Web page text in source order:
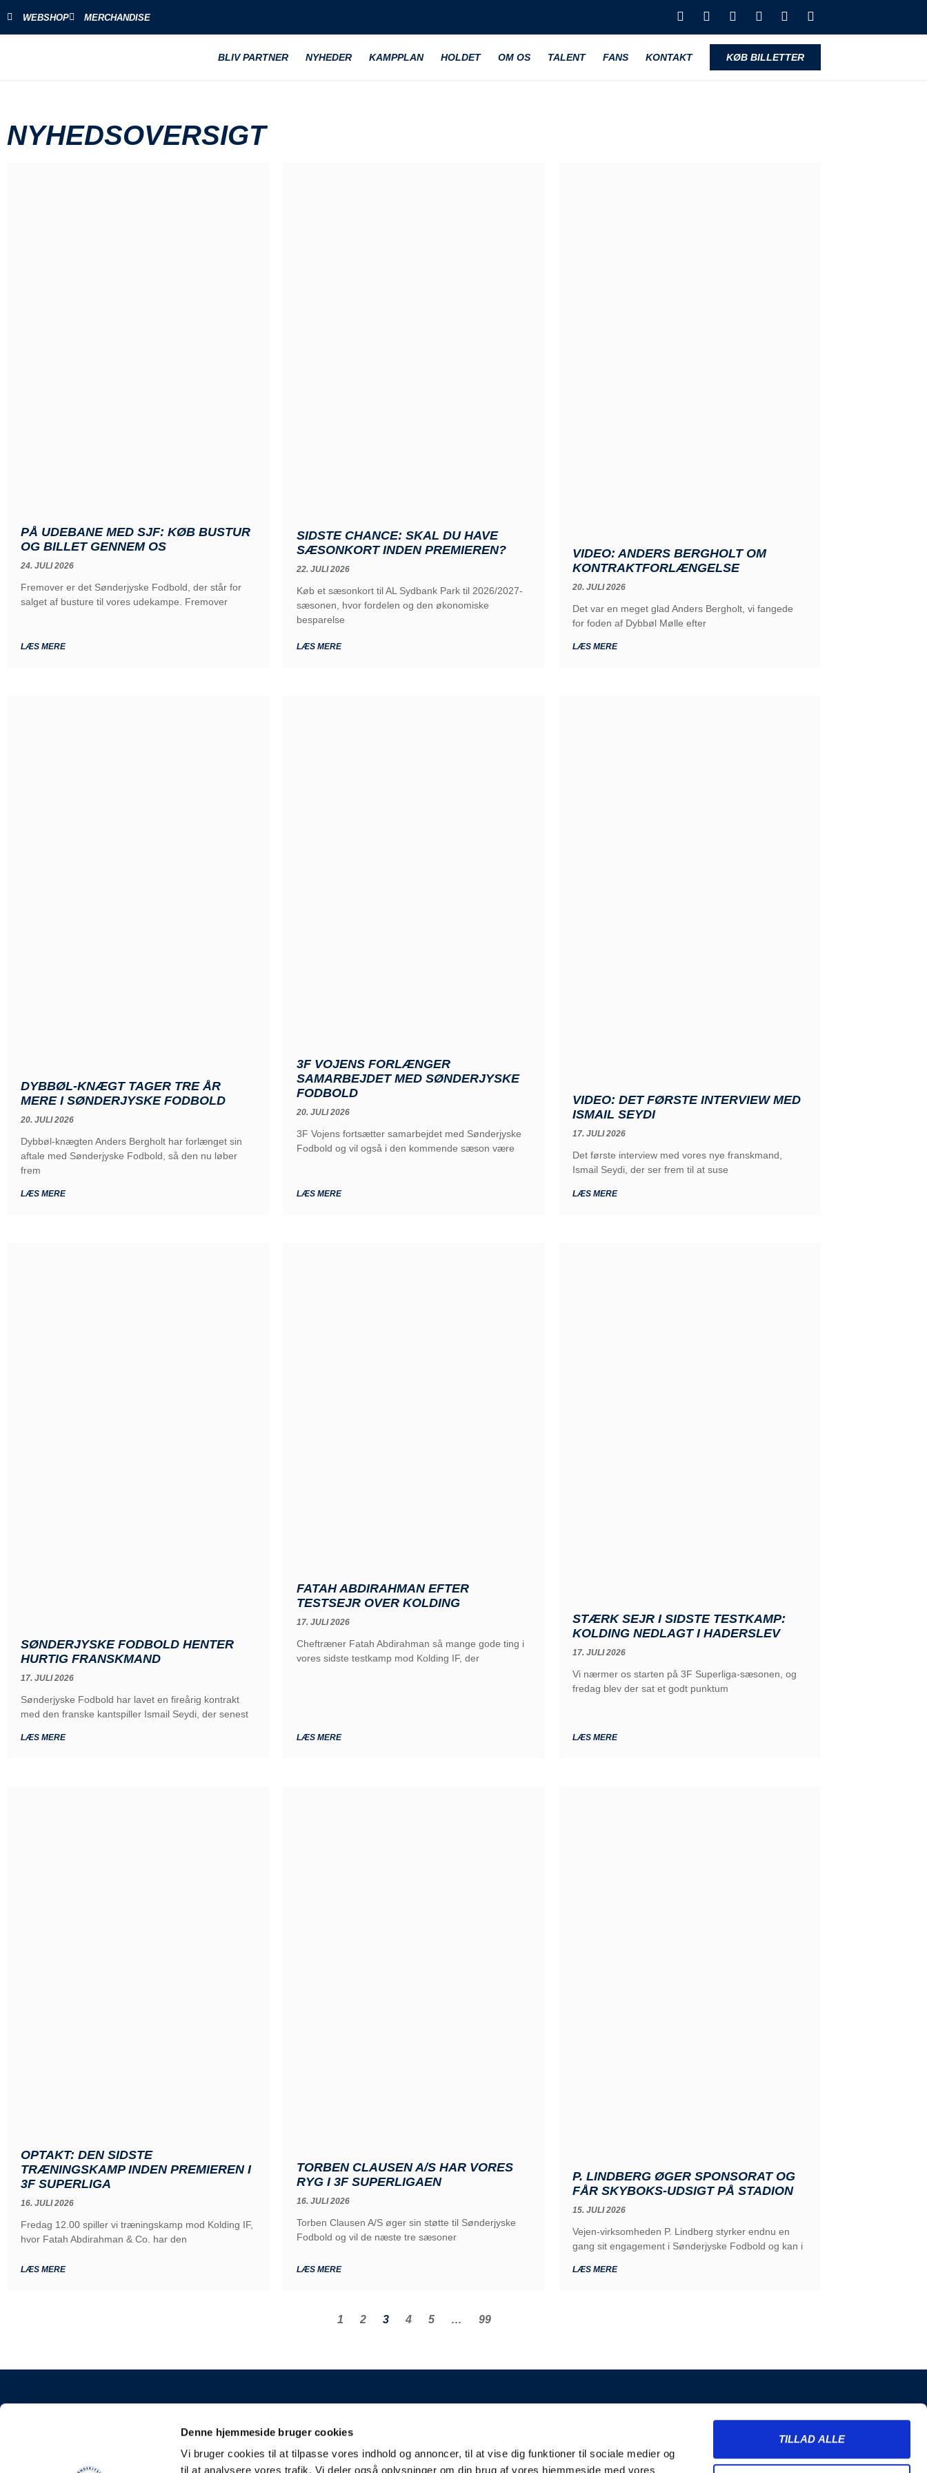
Denne hjemmeside bruger cookies
Vi bruger cookies til at tilpasse vores indhold og annoncer, til at vise dig funktioner til sociale medier og
til at analysere vores trafik. Vi deler også oplysninger om din brug af vores hjemmeside med vores
TILLAD ALLE
WEBSHOP MERCHANDISE
BLIV PARTNER NYHEDER KAMPPLAN HOLDET OM OS TALENT FANS KONTAKT KØB BILLETTER
NYHEDSOVERSIGT
PÅ UDEBANE MED SJF: KØB BUSTUR
OG BILLET GENNEM OS
24. JULI 2026
Fremover er det Sønderjyske Fodbold, der står for
salget af busture til vores udekampe. Fremover
LÆS MERE
SIDSTE CHANCE: SKAL DU HAVE
SÆSONKORT INDEN PREMIEREN?
22. JULI 2026
Køb et sæsonkort til AL Sydbank Park til 2026/2027-
sæsonen, hvor fordelen og den økonomiske
besparelse
LÆS MERE
VIDEO: ANDERS BERGHOLT OM
KONTRAKTFORLÆNGELSE
20. JULI 2026
Det var en meget glad Anders Bergholt, vi fangede
for foden af Dybbøl Mølle efter
LÆS MERE
DYBBØL-KNÆGT TAGER TRE ÅR
MERE I SØNDERJYSKE FODBOLD
20. JULI 2026
Dybbøl-knægten Anders Bergholt har forlænget sin
aftale med Sønderjyske Fodbold, så den nu løber
frem
LÆS MERE
3F VOJENS FORLÆNGER
SAMARBEJDET MED SØNDERJYSKE
FODBOLD
20. JULI 2026
3F Vojens fortsætter samarbejdet med Sønderjyske
Fodbold og vil også i den kommende sæson være
LÆS MERE
VIDEO: DET FØRSTE INTERVIEW MED
ISMAIL SEYDI
17. JULI 2026
Det første interview med vores nye franskmand,
Ismail Seydi, der ser frem til at suse
LÆS MERE
SØNDERJYSKE FODBOLD HENTER
HURTIG FRANSKMAND
17. JULI 2026
Sønderjyske Fodbold har lavet en fireårig kontrakt
med den franske kantspiller Ismail Seydi, der senest
LÆS MERE
FATAH ABDIRAHMAN EFTER
TESTSEJR OVER KOLDING
17. JULI 2026
Cheftræner Fatah Abdirahman så mange gode ting i
vores sidste testkamp mod Kolding IF, der
LÆS MERE
STÆRK SEJR I SIDSTE TESTKAMP:
KOLDING NEDLAGT I HADERSLEV
17. JULI 2026
Vi nærmer os starten på 3F Superliga-sæsonen, og
fredag blev der sat et godt punktum
LÆS MERE
OPTAKT: DEN SIDSTE
TRÆNINGSKAMP INDEN PREMIEREN I
3F SUPERLIGA
16. JULI 2026
Fredag 12.00 spiller vi træningskamp mod Kolding IF,
hvor Fatah Abdirahman & Co. har den
LÆS MERE
TORBEN CLAUSEN A/S HAR VORES
RYG I 3F SUPERLIGAEN
16. JULI 2026
Torben Clausen A/S øger sin støtte til Sønderjyske
Fodbold og vil de næste tre sæsoner
LÆS MERE
P. LINDBERG ØGER SPONSORAT OG
FÅR SKYBOKS-UDSIGT PÅ STADION
15. JULI 2026
Vejen-virksomheden P. Lindberg styrker endnu en
gang sit engagement i Sønderjyske Fodbold og kan i
LÆS MERE
1 2 3 4 5 … 99
Stadionvej 5, 6100 Haderslev
Kampplan
INFORMATION
Merchandise